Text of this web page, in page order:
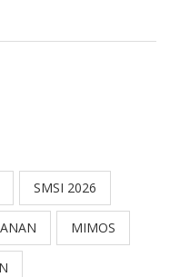
SMSI 2026
MIMOS